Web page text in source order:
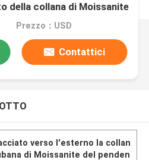
della collana di Moissanite
Prezzo：USD
Contattici
verso l'esterno la collan
di Moissanite del penden